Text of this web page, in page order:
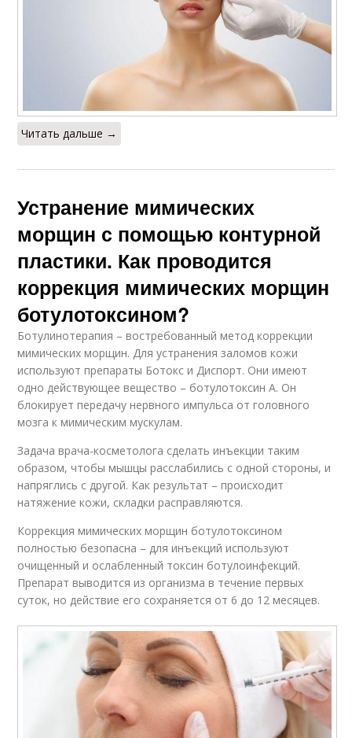
Читать дальше →
Устранение мимических
морщин с помощью контурной
пластики. Как проводится
коррекция мимических морщин
ботулотоксином?
Ботулинотерапия – востребованный метод коррекции
мимических морщин. Для устранения заломов кожи
используют препараты Ботокс и Диспорт. Они имеют
одно действующее вещество – ботулотоксин А. Он
блокирует передачу нервного импульса от головного
мозга к мимическим мускулам.
Задача врача-косметолога сделать инъекции таким
образом, чтобы мышцы расслабились с одной стороны, и
напряглись с другой. Как результат – происходит
натяжение кожи, складки расправляются.
Коррекция мимических морщин ботулотоксином
полностью безопасна – для инъекций используют
очищенный и ослабленный токсин ботулоинфекций.
Препарат выводится из организма в течение первых
суток, но действие его сохраняется от 6 до 12 месяцев.